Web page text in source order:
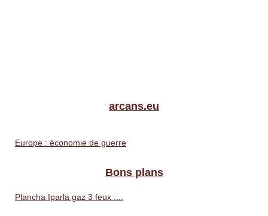
arcans.eu
Europe : économie de guerre
Bons plans
Plancha Iparla gaz 3 feux :...